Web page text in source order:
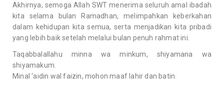
Akhirnya, semoga Allah SWT menerima seluruh amal ibadah
kita selama bulan Ramadhan, melimpahkan keberkahan
dalam kehidupan kita semua, serta menjadikan kita pribadi
yang lebih baik setelah melalui bulan penuh rahmat ini.
Taqabbalallahu minna wa minkum, shiyamana wa
shiyamakum.
Minal ‘aidin wal faizin, mohon maaf lahir dan batin.